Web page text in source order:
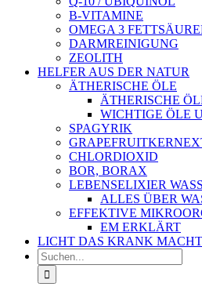
B-VITAMINE
OMEGA 3
DARMREINIGUNG
ZEOLITH
HELFER AUS DER NATUR
ÄTHERISCHE ÖLE
ÄTHERISCHE
WICHTIGE ÖLE
SPAGYRIK
CHLORDIOXID
BOR, BORAX
LEBENSELIXIER
ALLES ÜBER
EFFEKTIVE
EM ERKLÄRT
LICHT DAS KRANK MACHT
Suche
nach: